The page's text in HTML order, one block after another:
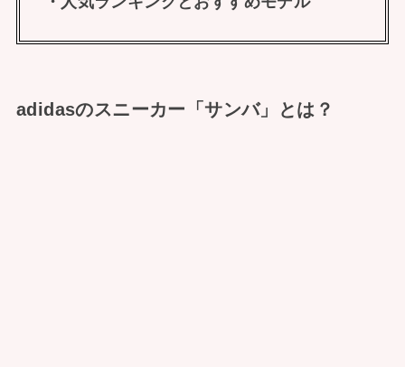
adidasのスニーカー「サンバ」とは？